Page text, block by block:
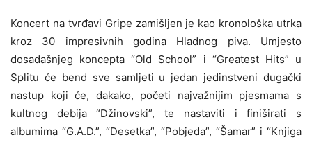
Koncert na tvrđavi Gripe zamišljen je kao kronološka utrka
kroz 30 impresivnih godina Hladnog piva. Umjesto
dosadašnjeg koncepta “Old School” i “Greatest Hits” u
Splitu će bend sve samljeti u jedan jedinstveni dugački
nastup koji će, dakako, početi najvažnijim pjesmama s
kultnog debija “Džinovski”, te nastaviti i finiširati s
albumima “G.A.D.”, “Desetka”, “Pobjeda”, “Šamar” i “Knjiga